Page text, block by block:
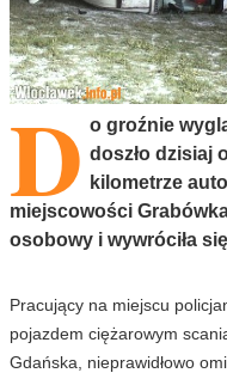
D o groźnie
doszło dzisiaj
kilometrze
miejscowości
osobowy i wywróciła
Pracujący na miejscu
pojazdem ciężarowym
Gdańska, nieprawidłowo